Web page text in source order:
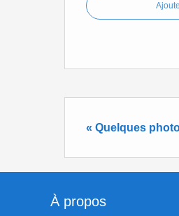
« Quelques
À propos